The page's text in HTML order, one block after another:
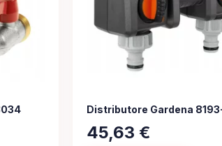
Distributore Gardena
45,63 €